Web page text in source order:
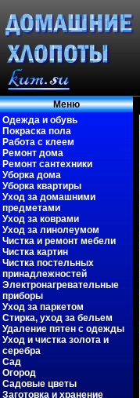
Меню
Одежда и обувь
Покраска пола
Работа с клеем
Ремонт дома
Ремонт сантехники
Уборка дома
Уборка квартиры
Уход за домашними
предметами
Уход за коврами
Уход за линолеумом
Чистка и ремонт мебели
Чистка картин
Чистка постельных
принадлежностей
Электронагревательные
приборы
Уход за паркетом
Стирка, уход за бельем
Удаление пятен с одежды
Уход и чистка золота и
серебра
Сад
Огород
Садовые цветы
Заготовка и хранение